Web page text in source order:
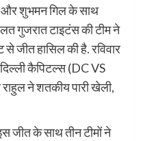
शुभमन गिल के साथ
गुजरात टाइटंस की टीम ने
जीत हासिल की है. रविवार
कैपिटल्स (DC VS
ने शतकीय पारी खेली,
जीत के साथ तीन टीमों ने